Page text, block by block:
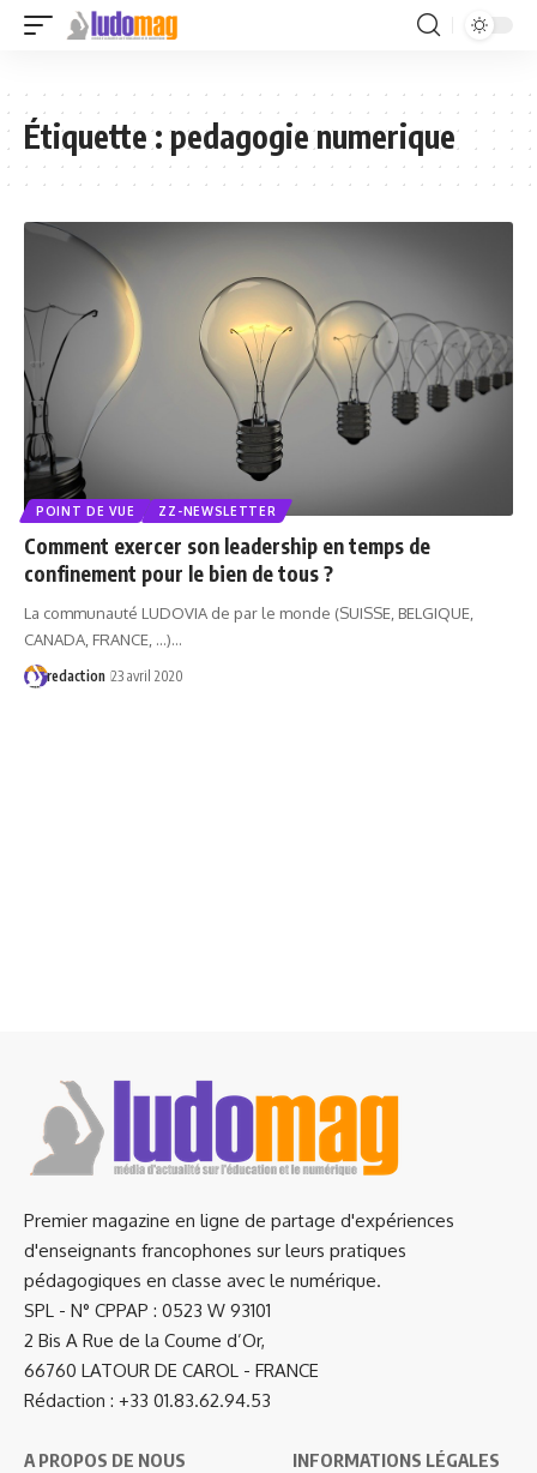
Étiquette :pedagogie numerique
POINT DE VUE ZZ-NEWSLETTER
Comment exercer son leadership en temps de
confinement pour le bien de tous ?
La communauté LUDOVIA de par le monde (SUISSE, BELGIQUE,
CANADA, FRANCE, ...)…
redaction 23 avril 2020
Premier magazine en ligne de partage d'expériences
d'enseignants francophones sur leurs pratiques
pédagogiques en classe avec le numérique.
SPL - N° CPPAP : 0523 W 93101
2 Bis A Rue de la Coume d’Or,
66760 LATOUR DE CAROL - FRANCE
Rédaction : +33 01.83.62.94.53
A PROPOS DE NOUS INFORMATIONS LÉGALES